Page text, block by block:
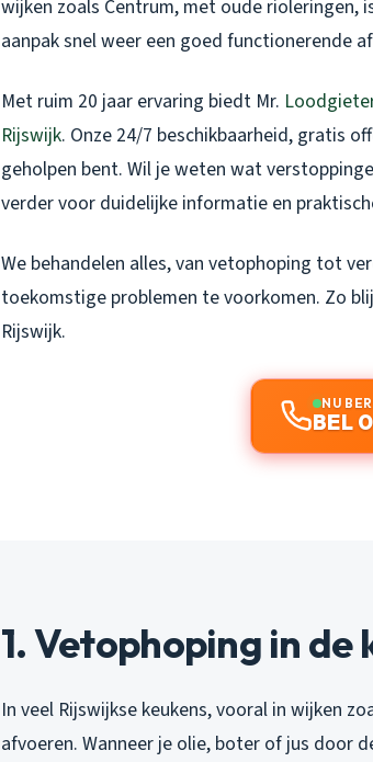
wijken zoals Centrum, met oude rioleringen,
aanpak snel weer een goed functionerende
Met ruim 20 jaar ervaring biedt Mr.
Rijswijk. Onze 24/7 beschikbaarheid, gratis
geholpen bent. Wil je weten wat
verder voor duidelijke informatie en
We behandelen alles, van vetophoping tot
toekomstige problemen te voorkomen. Zo
Rijswijk.
NU
BEL
1. Vetophoping in de
In veel Rijswijkse keukens, vooral in wijken
afvoeren. Wanneer je olie, boter of jus door